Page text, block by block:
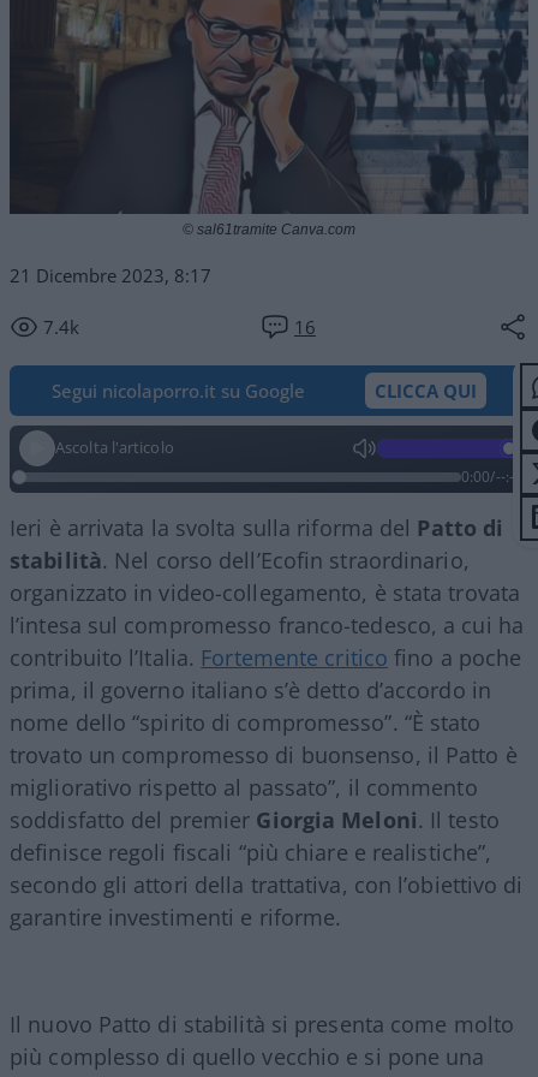
21 Dicembre 2023, 8:17
7.4k 16
© sal61tramite Canva.com
Segui nicolaporro.it su Google CLICCA QUI
Ascolta l'articolo
0:00/--:--
Ieri è arrivata la svolta sulla riforma del Patto di
stabilità. Nel corso dell’Ecofin straordinario,
organizzato in video-collegamento, è stata trovata
l’intesa sul compromesso franco-tedesco, a cui ha
contribuito l’Italia. Fortemente critico fino a poche
prima, il governo italiano s’è detto d’accordo in
nome dello “spirito di compromesso”. “È stato
trovato un compromesso di buonsenso, il Patto è
migliorativo rispetto al passato”, il commento
soddisfatto del premier Giorgia Meloni. Il testo
definisce regoli fiscali “più chiare e realistiche”,
secondo gli attori della trattativa, con l’obiettivo di
garantire investimenti e riforme.
Il nuovo Patto di stabilità si presenta come molto
più complesso di quello vecchio e si pone una